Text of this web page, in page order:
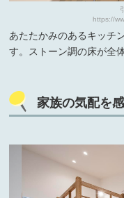
https://
あたたかみのあるキッチ
す。ストーン調の床が全
家族の気配を